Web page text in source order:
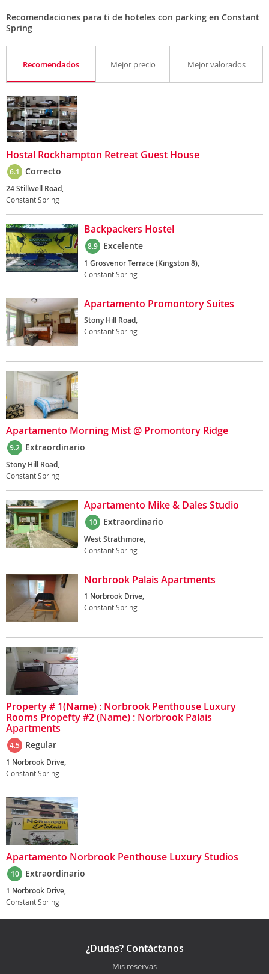
Recomendaciones para ti de hoteles con parking en Constant
Spring
Recomendados Mejor precio Mejor valorados
Hostal Rockhampton Retreat Guest House
6.1 Correcto
24 Stillwell Road,
Constant Spring
Backpackers Hostel
8.9 Excelente
1 Grosvenor Terrace (Kingston 8),
Constant Spring
Apartamento Promontory Suites
Stony Hill Road,
Constant Spring
Apartamento Morning Mist @ Promontory Ridge
9.2 Extraordinario
Stony Hill Road,
Constant Spring
Apartamento Mike & Dales Studio
10 Extraordinario
West Strathmore,
Constant Spring
Norbrook Palais Apartments
1 Norbrook Drive,
Constant Spring
Property # 1(Name) : Norbrook Penthouse Luxury
Rooms Propefty #2 (Name) : Norbrook Palais
Apartments
4.5 Regular
1 Norbrook Drive,
Constant Spring
Apartamento Norbrook Penthouse Luxury Studios
10 Extraordinario
1 Norbrook Drive,
Constant Spring
¿Dudas? Contáctanos
Mis reservas